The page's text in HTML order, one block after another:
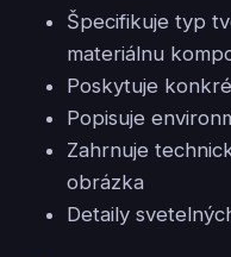
Špecifikuje typ
materiálnu
Poskytuje
Popisuje
Zahrnuje
obrázka
Detaily